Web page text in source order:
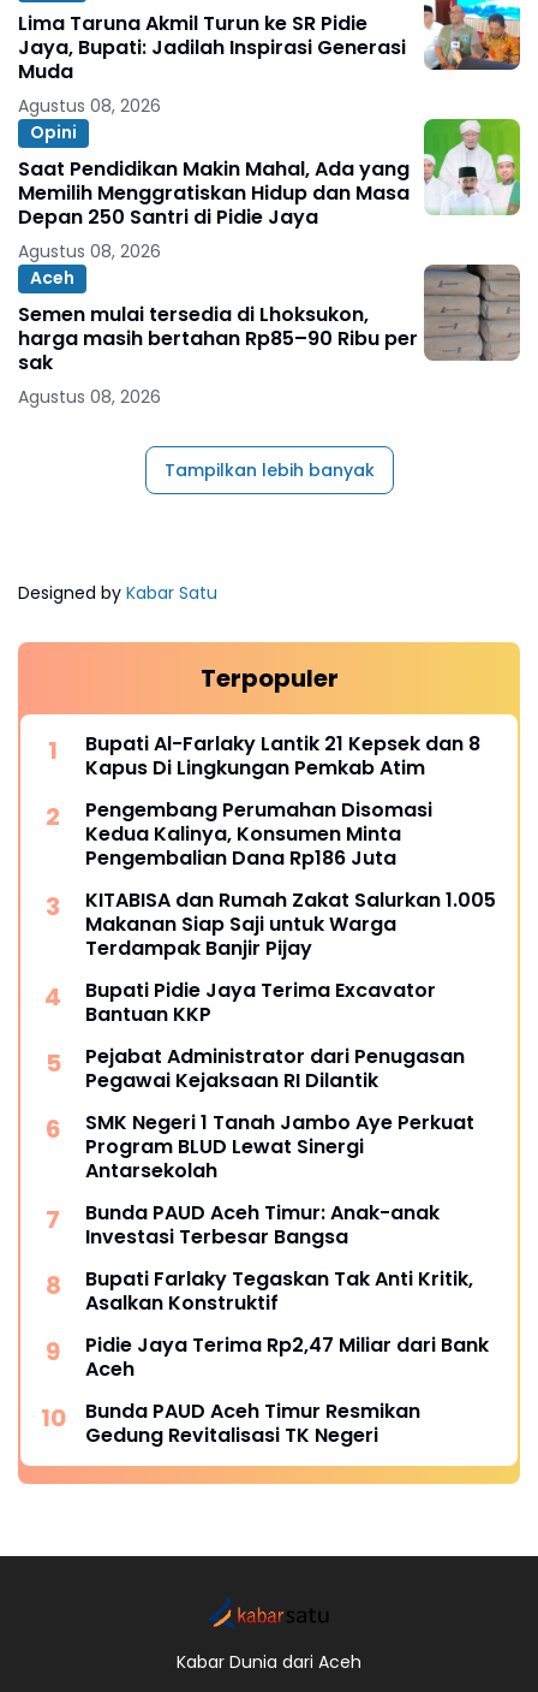
Lima Taruna Akmil Turun ke SR Pidie
Jaya, Bupati: Jadilah Inspirasi Generasi
Muda
Agustus 08, 2026
Opini
Saat Pendidikan Makin Mahal, Ada yang
Memilih Menggratiskan Hidup dan Masa
Depan 250 Santri di Pidie Jaya
Agustus 08, 2026
Aceh
Semen mulai tersedia di Lhoksukon,
harga masih bertahan Rp85–90 Ribu per
sak
Agustus 08, 2026
Tampilkan lebih banyak
Designed by Kabar Satu
Terpopuler
Bupati Al-Farlaky Lantik 21 Kepsek dan 8
Kapus Di Lingkungan Pemkab Atim
Pengembang Perumahan Disomasi
Kedua Kalinya, Konsumen Minta
Pengembalian Dana Rp186 Juta
KITABISA dan Rumah Zakat Salurkan 1.005
Makanan Siap Saji untuk Warga
Terdampak Banjir Pijay
Bupati Pidie Jaya Terima Excavator
Bantuan KKP
Pejabat Administrator dari Penugasan
Pegawai Kejaksaan RI Dilantik
SMK Negeri 1 Tanah Jambo Aye Perkuat
Program BLUD Lewat Sinergi
Antarsekolah
Bunda PAUD Aceh Timur: Anak-anak
Investasi Terbesar Bangsa
Bupati Farlaky Tegaskan Tak Anti Kritik,
Asalkan Konstruktif
Pidie Jaya Terima Rp2,47 Miliar dari Bank
Aceh
Bunda PAUD Aceh Timur Resmikan
Gedung Revitalisasi TK Negeri
Kabar Dunia dari Aceh